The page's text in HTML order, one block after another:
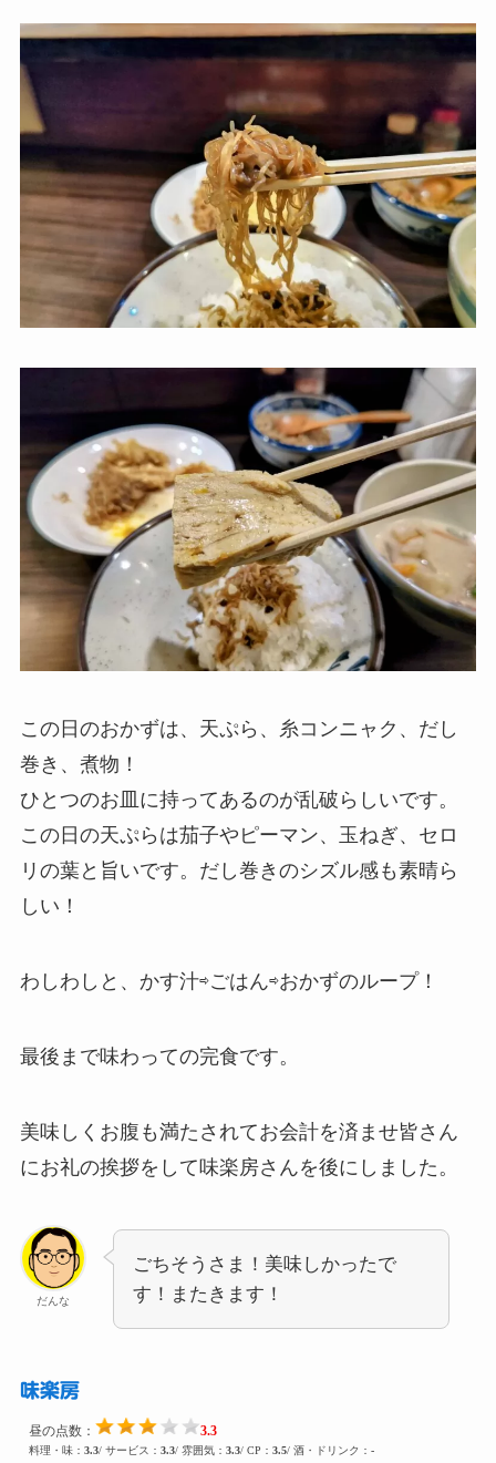
この日のおかずは、天ぷら、糸コンニャク、だし
巻き、煮物！
ひとつのお皿に持ってあるのが乱破らしいです。
この日の天ぷらは茄子やピーマン、玉ねぎ、セロ
リの葉と旨いです。だし巻きのシズル感も素晴ら
しい！
わしわしと、かす汁⇨ごはん⇨おかずのループ！
最後まで味わっての完食です。
美味しくお腹も満たされてお会計を済ませ皆さん
にお礼の挨拶をして味楽房さんを後にしました。
だんな
ごちそうさま！美味しかったで
す！またきます！
味楽房